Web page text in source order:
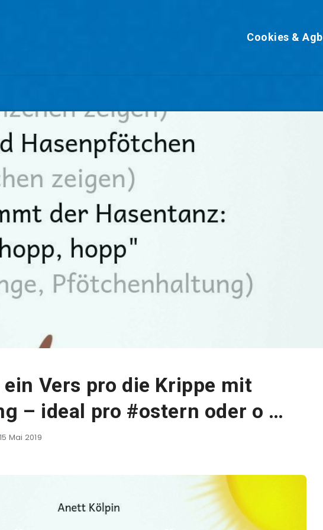
Cookies & Agb
Vers pro die Krippe mit
– ideal pro #ostern oder o …
15 Mai 2019